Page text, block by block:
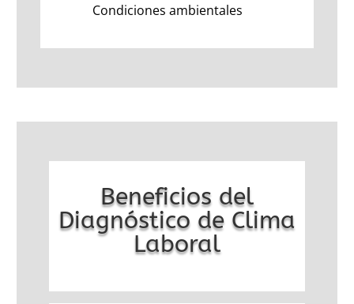
Condiciones ambientales
Beneficios del
Diagnóstico de Clima
Laboral